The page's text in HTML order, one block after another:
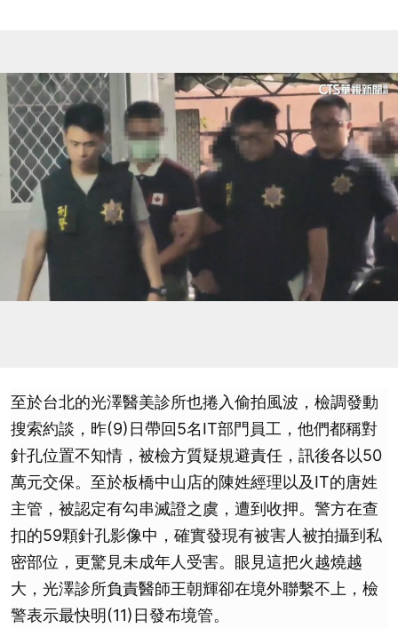
至於台北的光澤醫美診所也捲入偷拍風波，檢調發動
搜索約談，昨(9)日帶回5名IT部門員工，他們都稱對
針孔位置不知情，被檢方質疑規避責任，訊後各以50
萬元交保。至於板橋中山店的陳姓經理以及IT的唐姓
主管，被認定有勾串滅證之虞，遭到收押。警方在查
扣的59顆針孔影像中，確實發現有被害人被拍攝到私
密部位，更驚見未成年人受害。眼見這把火越燒越
大，光澤診所負責醫師王朝輝卻在境外聯繫不上，檢
警表示最快明(11)日發布境管。